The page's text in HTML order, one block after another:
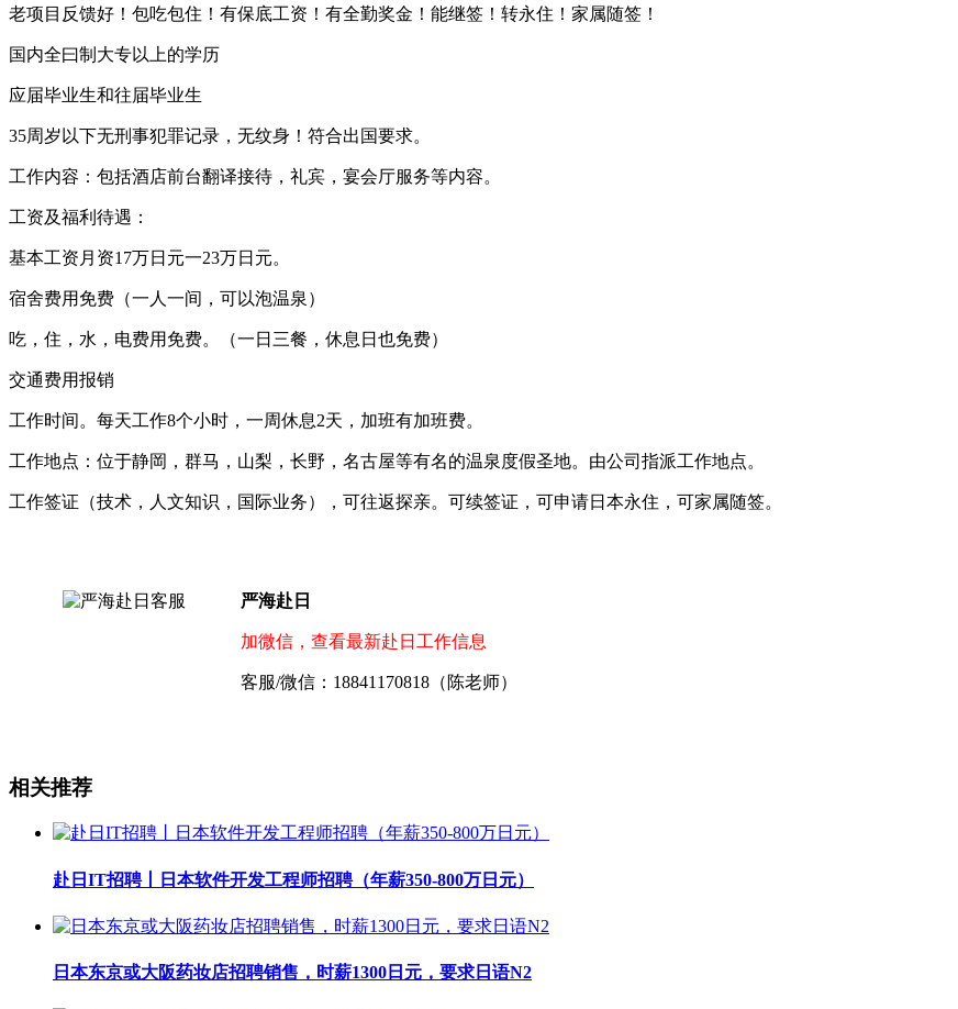
老项目反馈好！包吃包住！有保底工资！有全勤奖金！能继签！转永住！家属随签！
国内全曰制大专以上的学历
应届毕业生和往届毕业生
35周岁以下无刑事犯罪记录，无纹身！符合出国要求。
工作内容：包括酒店前台翻译接待，礼宾，宴会厅服务等内容。
工资及福利待遇：
基本工资月资17万日元一23万日元。
宿舍费用免费（一人一间，可以泡温泉）
吃，住，水，电费用免费。（一日三餐，休息日也免费）
交通费用报销
工作时间。每天工作8个小时，一周休息2天，加班有加班费。
工作地点：位于静岡，群马，山梨，长野，名古屋等有名的温泉度假圣地。由公司指派工作地点。
工作签证（技术，人文知识，国际业务），可往返探亲。可续签证，可申请日本永住，可家属随签。
严海赴日
加微信，查看最新赴日工作信息
客服/微信：18841170818（陈老师）
相关推荐
赴日IT招聘丨日本软件开发工程师招聘（年薪350-800万日元）
日本东京或大阪药妆店招聘销售，时薪1300日元，要求日语N2